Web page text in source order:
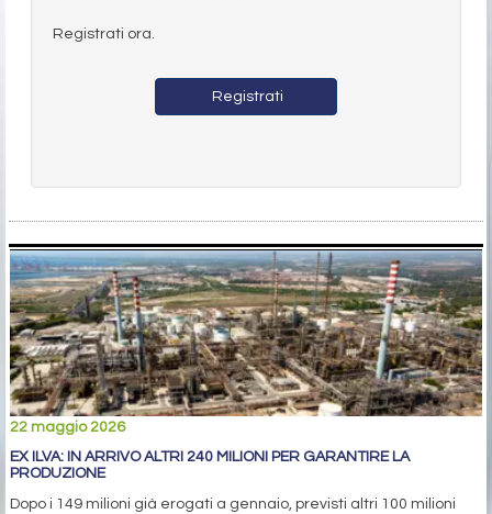
Registrati ora.
Registrati
22 maggio 2026
EX ILVA: IN ARRIVO ALTRI 240 MILIONI PER GARANTIRE LA
PRODUZIONE
Dopo i 149 milioni già erogati a gennaio, previsti altri 100 milioni